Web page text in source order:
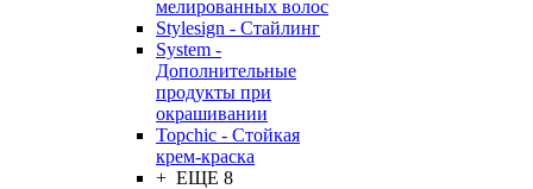
мелированных волос
Stylesign - Стайлинг
System -
Дополнительные
продукты при
окрашивании
Topchic - Стойкая
крем-краска
+ ЕЩЕ 8